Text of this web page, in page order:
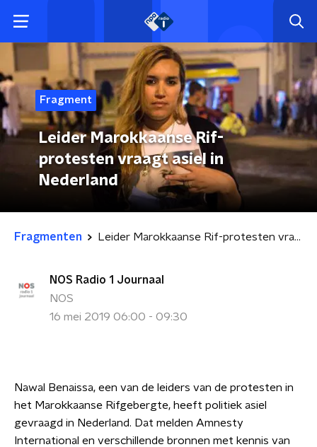
Fragment
Leider Marokkaanse Rif-
protesten vraagt asiel in
Nederland
Fragmenten Leider Marokkaanse Rif-protesten vraagt asiel in Nederland
NOS Radio 1 Journaal
NOS
16 mei 2019 06:00 - 09:30
Nawal Benaissa, een van de leiders van de protesten in
het Marokkaanse Rifgebergte, heeft politiek asiel
gevraagd in Nederland. Dat melden Amnesty
International en verschillende bronnen met kennis van